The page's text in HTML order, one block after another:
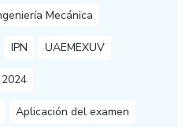
Mecánica
IPN UAEMEXUV
Aplicación del examen